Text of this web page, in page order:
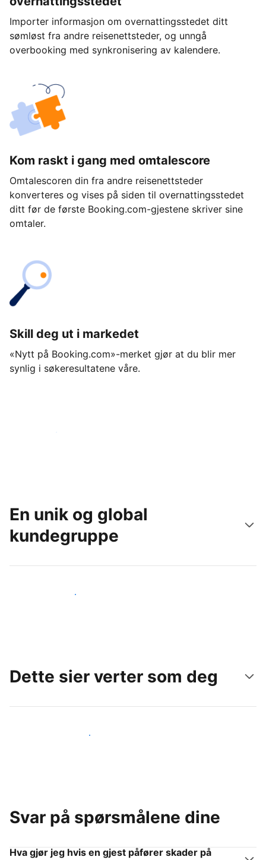
Importer informasjon om overnattingsstedet ditt
sømløst fra andre reisenettsteder, og unngå
overbooking med synkronisering av kalendere.
Kom raskt i gang med omtalescore
Omtalescoren din fra andre reisenettsteder
konverteres og vises på siden til overnattingsstedet
ditt før de første Booking.com-gjestene skriver sine
omtaler.
Skill deg ut i markedet
«Nytt på Booking.com»-merket gjør at du blir mer
synlig i søkeresultatene våre.
Kom i gang i dag
En unik og global
kundegruppe
Nå ut til nye gjester i dag
Dette sier verter som deg
Gjør som andre verter som deg
Svar på spørsmålene dine
Hva gjør jeg hvis en gjest påfører skader på